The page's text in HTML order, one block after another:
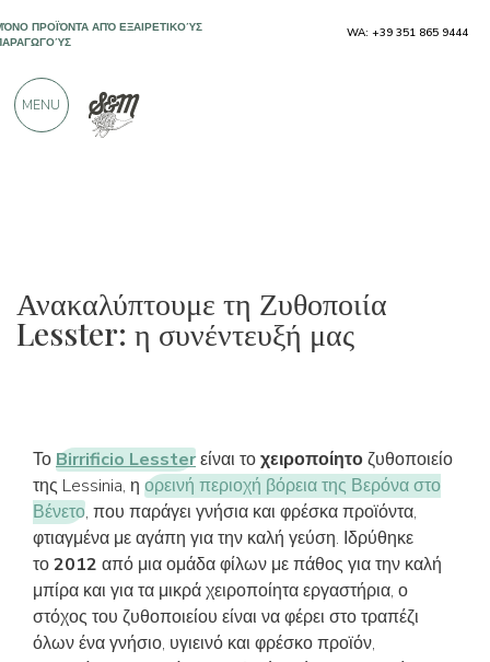
Ανακαλύπτουμε τη Ζυθοποιία
Lesster: η συνέντευξή μας
ΤοBirrificio Lessterείναι τοχειροποίητοζυθοποιείο
της Lessinia, η ορεινή περιοχή βόρεια της Βερόνα στο
Βένετο, που παράγει γνήσια και φρέσκα προϊόντα,
φτιαγμένα με αγάπη για την καλή γεύση. Ιδρύθηκε
το2012 από μια ομάδα φίλων με πάθος για την καλή
μπίρα και για τα μικρά χειροποίητα εργαστήρια, ο
στόχος του ζυθοποιείου είναι να φέρει στο τραπέζι
όλων ένα γνήσιο, υγιεινό και φρέσκο προϊόν,
ΠΡΟΪΌΝΤΑ ΑΠΌ ΕΞΑΙΡΕΤΙΚΟΎΣ
ΑΠΌ 900 ΘΕΤΙΚΈΣ ΚΡΙΤΙΚΈΣ
WA: +39 351 865 9444
MENU